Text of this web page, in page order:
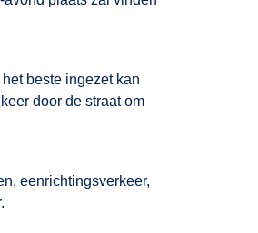
beste ingezet kan
door de straat om
eenrichtingsverkeer,